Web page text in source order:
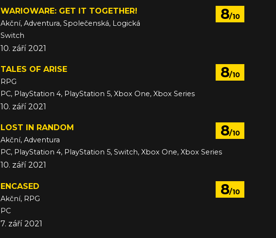
8/10
WARIOWARE: GET IT TOGETHER!
Akční, Adventura, Společenská, Logická
Switch
10. září 2021
8/10
TALES OF ARISE
RPG
PC, PlayStation 4, PlayStation 5, Xbox One, Xbox Series
10. září 2021
8/10
LOST IN RANDOM
Akční, Adventura
PC, PlayStation 4, PlayStation 5, Switch, Xbox One, Xbox Series
10. září 2021
8/10
ENCASED
Akční, RPG
PC
7. září 2021